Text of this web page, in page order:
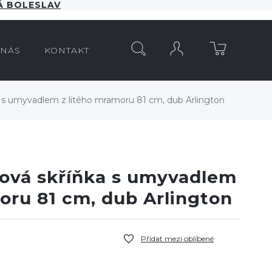
BOLESLAV
KONTAKT
umyvadlem z litého mramoru 81 cm, dub Arlington
skříňka s umyvadlem
81 cm, dub Arlington
Přidat mezi oblíbené